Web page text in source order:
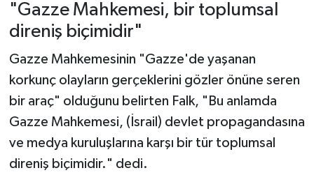
"Gazze Mahkemesi, bir toplumsal
direniş biçimidir"
Gazze Mahkemesinin "Gazze'de yaşanan
korkunç olayların gerçeklerini gözler önüne seren
bir araç" olduğunu belirten Falk, "Bu anlamda
Gazze Mahkemesi, (İsrail) devlet propagandasına
ve medya kuruluşlarına karşı bir tür toplumsal
direniş biçimidir." dedi.